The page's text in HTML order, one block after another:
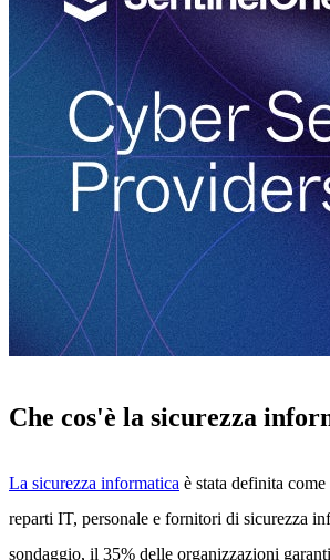
Che cos'è la sicurezza
La sicurezza informatica è stata definita
reparti IT, personale e fornitori di sicurezza
sondaggio, il 35% delle organizzazioni